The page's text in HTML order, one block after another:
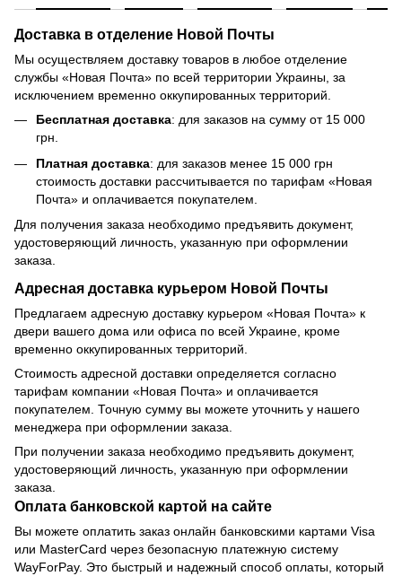
Доставка в отделение Новой Почты
Мы осуществляем доставку товаров в любое отделение
службы «Новая Почта» по всей территории Украины, за
исключением временно оккупированных территорий.
Бесплатная доставка: для заказов на сумму от 15 000
грн.
Платная доставка: для заказов менее 15 000 грн
стоимость доставки рассчитывается по тарифам «Новая
Почта» и оплачивается покупателем.
Для получения заказа необходимо предъявить документ,
удостоверяющий личность, указанную при оформлении
заказа.
Адресная доставка курьером Новой Почты
Предлагаем адресную доставку курьером «Новая Почта» к
двери вашего дома или офиса по всей Украине, кроме
временно оккупированных территорий.
Стоимость адресной доставки определяется согласно
тарифам компании «Новая Почта» и оплачивается
покупателем. Точную сумму вы можете уточнить у нашего
менеджера при оформлении заказа.
При получении заказа необходимо предъявить документ,
удостоверяющий личность, указанную при оформлении
заказа.
Оплата банковской картой на сайте
Вы можете оплатить заказ онлайн банковскими картами Visa
или MasterCard через безопасную платежную систему
WayForPay. Это быстрый и надежный способ оплаты, который